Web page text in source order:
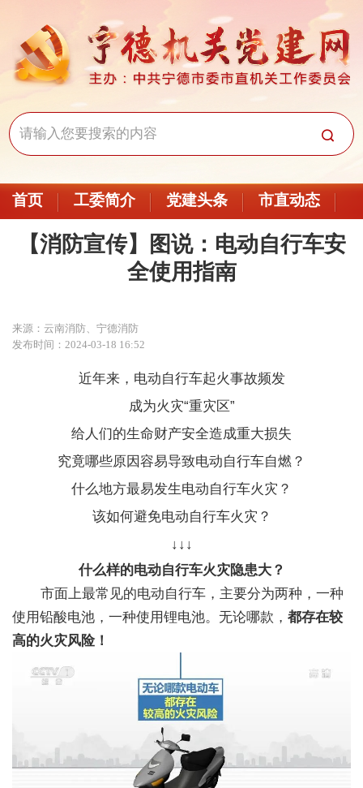
首页 工委简介 党建头条 市直动态
【消防宣传】图说：电动自行车安
全使用指南
来源：云南消防、宁德消防
发布时间：2024-03-18 16:52
近年来，电动自行车起火事故频发
成为火灾“重灾区”
给人们的生命财产安全造成重大损失
究竟哪些原因容易导致电动自行车自燃？
什么地方最易发生电动自行车火灾？
该如何避免电动自行车火灾？
↓↓↓
什么样的电动自行车火灾隐患大？
市面上最常见的电动自行车， 主要分为两种，一种
使用铅酸电池，一种使用锂电池。无论哪款，都存在较
高的火灾风险！